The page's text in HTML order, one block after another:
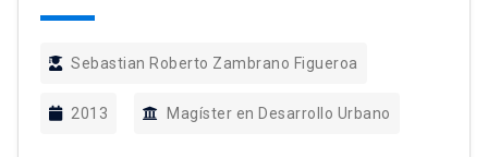
Sebastian Roberto Zambrano Figueroa
2013 Magíster en Desarrollo Urbano